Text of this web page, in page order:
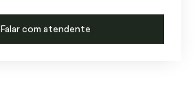
Falar com atendente